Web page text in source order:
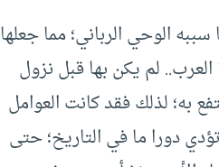
الوحي الرباني؛ مما جعلها
العرب.. لم يكن بها قبل نزول
به؛ لذلك فقد كانت العوامل
دورا ما في التاريخ؛ حتى